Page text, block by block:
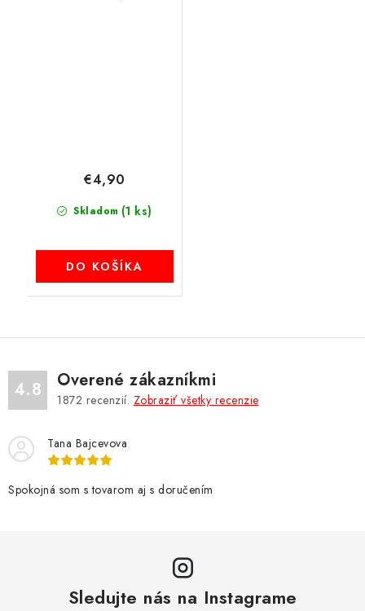
Skladom (1 ks)
€4,90
DO KOŠÍKA
4.8 Overené zákazníkmi
1872 recenzií. Zobraziť všetky recenzie
Tana Bajcevova
Spokojná som s tovarom aj s doručením
Sledujte nás na Instagrame